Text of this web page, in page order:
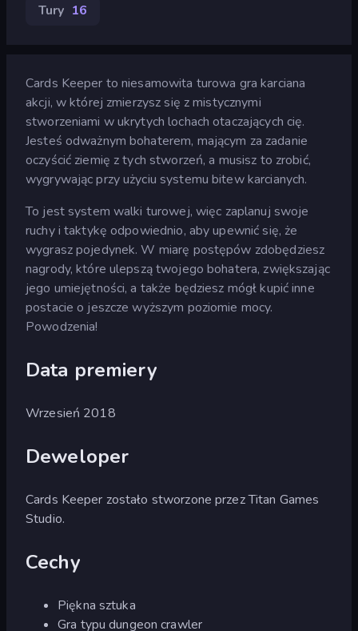
Tury 16
Cards Keeper to niesamowita turowa gra karciana
akcji, w której zmierzysz się z mistycznymi
stworzeniami w ukrytych lochach otaczających cię.
Jesteś odważnym bohaterem, mającym za zadanie
oczyścić ziemię z tych stworzeń, a musisz to zrobić,
wygrywając przy użyciu systemu bitew karcianych.
To jest system walki turowej, więc zaplanuj swoje
ruchy i taktykę odpowiednio, aby upewnić się, że
wygrasz pojedynek. W miarę postępów zdobędziesz
nagrody, które ulepszą twojego bohatera, zwiększając
jego umiejętności, a także będziesz mógł kupić inne
postacie o jeszcze wyższym poziomie mocy.
Powodzenia!
Data premiery
Wrzesień 2018
Deweloper
Cards Keeper zostało stworzone przez Titan Games
Studio.
Cechy
Piękna sztuka
Gra typu dungeon crawler